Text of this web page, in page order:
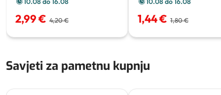
2,99 € 4,20 € 1,44 € 1,80 €
Savjeti za pametnu kupnju